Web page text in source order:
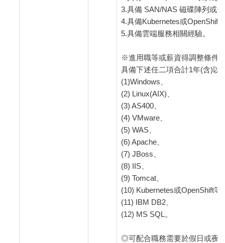
3.具備 SAN/NAS 磁碟陣列或
4.具備Kubernetes或
5.具備雲端服務相關經驗。
※進用職等或薪資得調整條件
具備下述任二項合計1年(含)
(1)Windows、
(2) Linux(AIX)、
(3) AS400、
(4) VMware、
(5) WAS、
(6) Apache、
(7) JBoss、
(8) IIS、
(9) Tomcat、
(10) Kubernetes或OpenShift
(11) IBM DB2、
(12) MS SQL。
◎可配合職務需要於假日或夜